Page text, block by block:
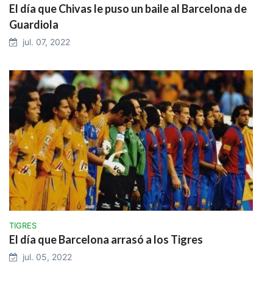
El día que Chivas le puso un baile al Barcelona de
Guardiola
jul. 07, 2022
TIGRES
El día que Barcelona arrasó a los Tigres
jul. 05, 2022